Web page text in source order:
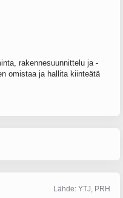
rakennesuunnittelu ja -
omistaa ja hallita kiinteätä
Lähde: YTJ, PRH